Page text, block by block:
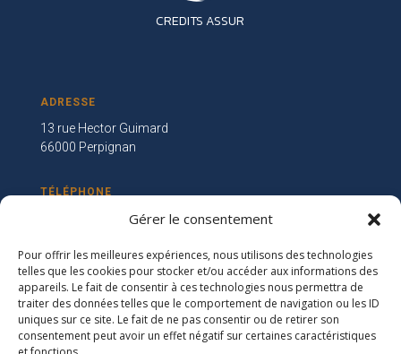
Gérer le consentement
Pour offrir les meilleures expériences, nous utilisons des technologies
telles que les cookies pour stocker et/ou accéder aux informations des
appareils. Le fait de consentir à ces technologies nous permettra de
traiter des données telles que le comportement de navigation ou les ID
uniques sur ce site. Le fait de ne pas consentir ou de retirer son
consentement peut avoir un effet négatif sur certaines caractéristiques
CREDITS ASSUR
ADRESSE
13 rue Hector Guimard
66000 Perpignan
TÉLÉPHONE
EMAIL
contact@credits-assur.fr
Mentions légales